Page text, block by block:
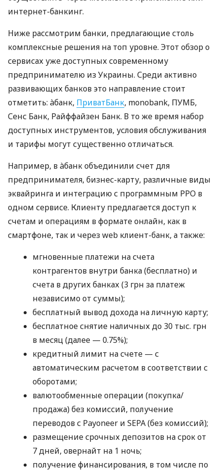
интернет-банкинг.
Ниже рассмотрим банки, предлагающие столь
комплексные решения на топ уровне. Этот обзор о
сервисах уже доступных современному
предпринимателю из Украины. Среди активно
развивающих банков это направление стоит
отметить: àбанк, ПриватБанк, monobank, ПУМБ,
Сенс Банк, Райффайзен Банк. В то же время набор
доступных инструментов, условия обслуживания
и тарифы могут существенно отличаться.
Например, в àбанк объединили счет для
предпринимателя, бизнес-карту, различные виды
эквайринга и интеграцию с программным РРО в
одном сервисе. Клиенту предлагается доступ к
счетам и операциям в формате онлайн, как в
смартфоне, так и через web клиент-банк, а также:
мгновенные платежи на счета
контрагентов внутри банка (бесплатно) и
счета в других банках (3 грн за платеж
независимо от суммы);
бесплатный вывод дохода на личную карту;
бесплатное снятие наличных до 30 тыс. грн
в месяц (далее — 0.75%);
кредитный лимит на счете — с
автоматическим расчетом в соответствии с
оборотами;
валютообменные операции (покупка/
продажа) без комиссий, получение
переводов с Payoneer и SEPA (без комиссий);
размещение срочных депозитов на срок от
7 дней, овернайт на 1 ночь;
получение финансирования, в том числе по